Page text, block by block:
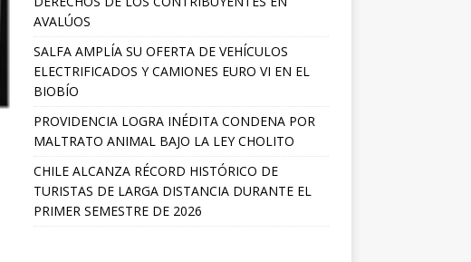
AVALÚOS
SALFA AMPLÍA SU OFERTA DE VEHÍCULOS
ELECTRIFICADOS Y CAMIONES EURO VI EN EL
BIOBÍO
PROVIDENCIA LOGRA INÉDITA CONDENA POR
MALTRATO ANIMAL BAJO LA LEY CHOLITO
CHILE ALCANZA RÉCORD HISTÓRICO DE
TURISTAS DE LARGA DISTANCIA DURANTE EL
PRIMER SEMESTRE DE 2026